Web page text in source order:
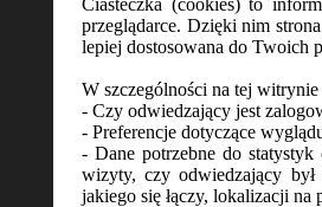
Ciasteczka (cookies) to
przeglądarce. Dzięki nim
lepiej dostosowana do Twoich
W szczególności na tej
- Czy odwiedzający jest
- Preferencje dotyczące
- Dane potrzebne do
wizyty, czy odwiedzający
jakiego się łączy, lokalizacji na
pierwszy rzut oka
podobał się
zobacz test na